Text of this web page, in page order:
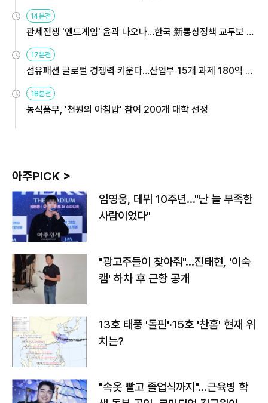
14분전
관세전쟁 '엔드게임' 윤곽 나오나…한국 新통상정책 교두보 활
용해야
17분전
섬유패션 글로벌 경쟁력 키운다…산업부 15개 과제 180억 지
원
18분전
농식품부, '천원의 아침밥' 참여 200개 대학 선정
아주PICK >
임영웅, 데뷔 10주년…"난 늘 부족한
사람이었다"
"광고주들이 찾아줘"…진태현, '이숙
캠' 하차 후 근황 공개
13호 태풍 '돌핀'·15호 '찬홈' 현재 위
치는?
"속옷 빨고 졸업식까지"…근육병 학